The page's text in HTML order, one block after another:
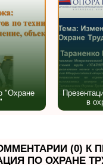
"Охране
в
(0) К
ПО ОХРАНЕ